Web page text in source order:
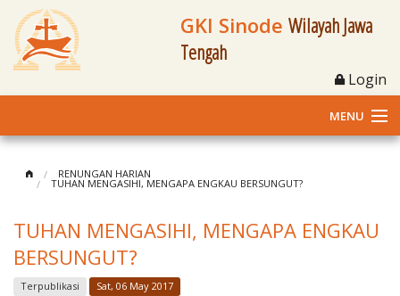
GKI Sinode Wilayah Jawa
Tengah
Login
MENU
Klasis dan Jemaat
Berita Kegiatan
RENUNGAN HARIAN
TUHAN MENGASIHI, MENGAPA ENGKAU BERSUNGUT?
TUHAN MENGASIHI, MENGAPA ENGKAU
BERSUNGUT?
Terpublikasi Sat, 06 May 2017